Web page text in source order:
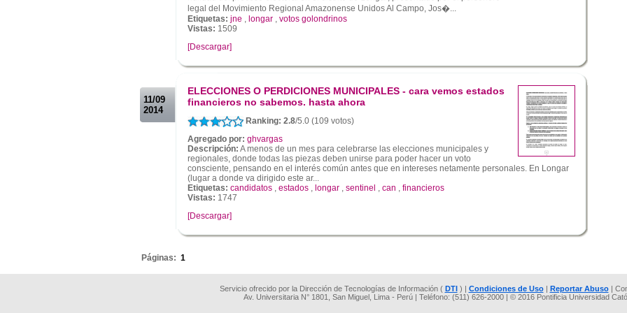
legal del Movimiento Regional Amazonense Unidos Al Campo, Jos�...
Etiquetas: jne , longar , votos golondrinos
Vistas: 1509
[Descargar]
11/09
2014
ELECCIONES O PERDICIONES MUNICIPALES - cara vemos estados
financieros no sabemos. hasta ahora
Ranking: 2.8/5.0 (109 votos)
Agregado por: ghvargas
Descripción: A menos de un mes para celebrarse las elecciones municipales y
regionales, donde todas las piezas deben unirse para poder hacer un voto
consciente, pensando en el interés común antes que en intereses netamente personales. En Longar
(lugar a donde va dirigido este ar...
Etiquetas: candidatos , estados , longar , sentinel , can , financieros
Vistas: 1747
[Descargar]
Páginas: 1
Servicio ofrecido por la Dirección de Tecnologías de Información ( DTI) | Condiciones de Uso| Reportar Abuso|
Av. Universitaria N° 1801, San Miguel, Lima - Perú | Teléfono: (511) 626-2000 | © 2016 Pontificia Universidad